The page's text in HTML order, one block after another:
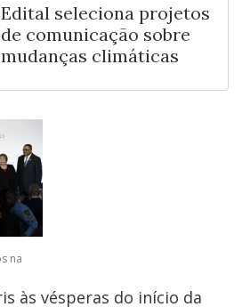
Edital seleciona projetos
de comunicação sobre
mudanças climáticas
na
às vésperas do início da